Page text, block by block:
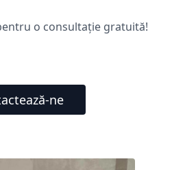
o consultație gratuită!
ne